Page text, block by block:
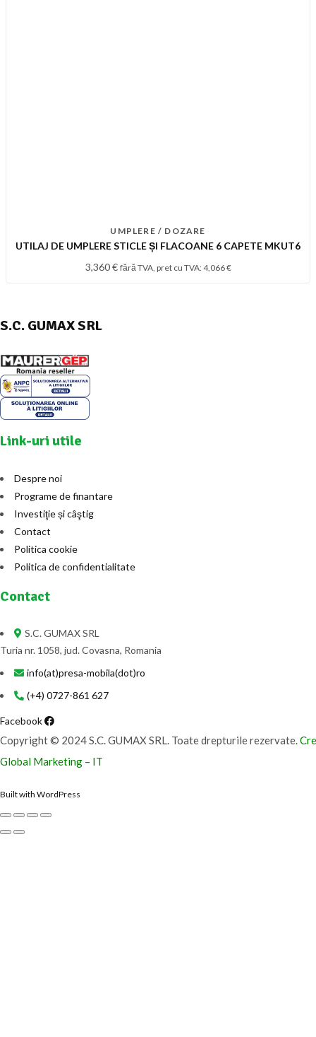
UMPLERE / DOZARE
UTILAJ DE UMPLERE STICLE ȘI FLACOANE 6 CAPETE MKUT6
3,360€ fără TVA, pret cu TVA: 4,066€
S.C. GUMAX SRL
Link-uri utile
Despre noi
Programe de finantare
Investiţie și câştig
Contact
Politica cookie
Politica de confidentialitate
Contact
S.C. GUMAX SRL
Turia nr. 1058, jud. Covasna, Romania
info(at)presa-mobila(dot)ro
(+4) 0727-861 627
Facebook
Copyright © 2024 S.C. GUMAX SRL. Toate drepturile rezervate.
Global Marketing – IT
Built with WordPress